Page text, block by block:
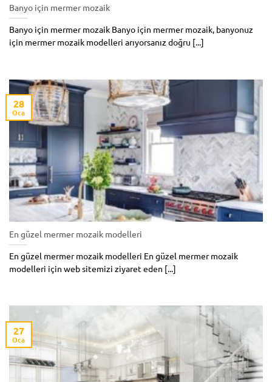
Banyo için mermer mozaik
Banyo için mermer mozaik Banyo için mermer mozaik, banyonuz
için mermer mozaik modelleri arıyorsanız doğru [...]
En güzel mermer mozaik modelleri
En güzel mermer mozaik modelleri En güzel mermer mozaik
modelleri için web sitemizi ziyaret eden [...]
28
Oca
27
Oca